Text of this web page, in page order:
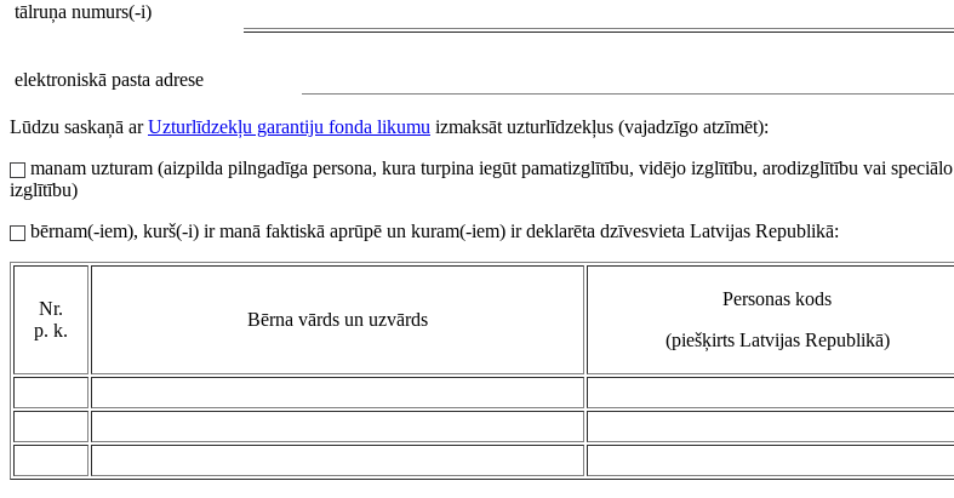
tālruņa numurs(-i)
elektroniskā pasta adrese
Lūdzu saskaņā arUzturlīdzekļu garantiju fonda likumu izmaksāt uzturlīdzekļus (vajadzīgo atzīmēt):
manam uzturam (aizpilda pilngadīga persona, kura turpina iegūt pamatizglītību, vidējo izglītību, arodizglītību vai speciālo
izglītību)
bērnam(-iem), kurš(-i) ir manā faktiskā aprūpē un kuram(-iem) ir deklarēta dzīvesvieta Latvijas Republikā:
Nr.
p. k.
Bērna vārds un uzvārds
Personas kods
(piešķirts Latvijas Republikā)